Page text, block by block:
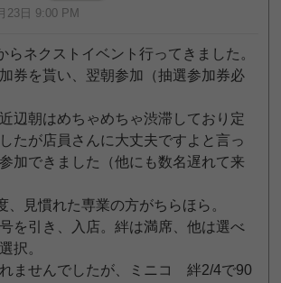
23日 9:00 PM
ネクストイベント行ってきました。
券を貰い、翌朝参加（抽選参加券必
辺朝はめちゃめちゃ渋滞しており定
たが店員さんに大丈夫ですよと言っ
加できました（他にも数名遅れて来
、見慣れた専業の方がちらほら。
を引き、入店。絆は満席、他は選べ
択。
ませんでしたが、ミニコ 絆2/4で90